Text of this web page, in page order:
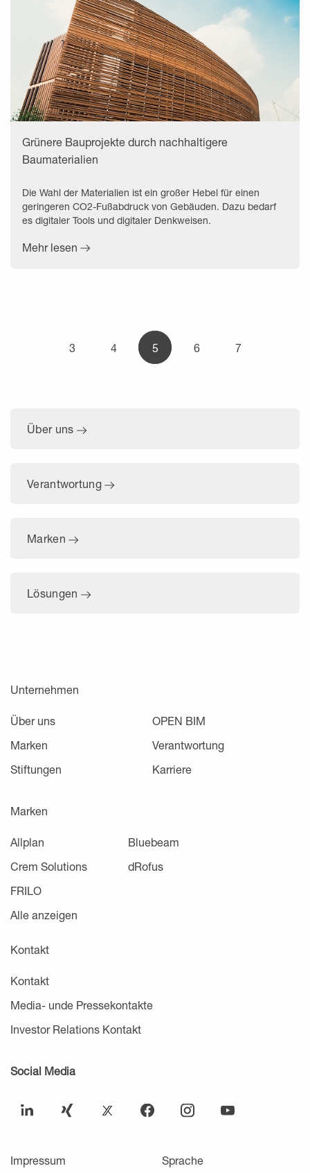
Grünere Bauprojekte durch nachhaltigere
Baumaterialien
Die Wahl der Materialien ist ein großer Hebel für einen
geringeren CO2-Fußabdruck von Gebäuden. Dazu bedarf
es digitaler Tools und digitaler Denkweisen.
Mehr lesen
3 4 5 6 7
Über uns
Verantwortung
Marken
Lösungen
Unternehmen
Über uns
OPEN BIM
Marken
Verantwortung
Stiftungen
Karriere
Marken
Allplan
Bluebeam
Crem Solutions
dRofus
FRILO
Alle anzeigen
Kontakt
Kontakt
Media- unde Pressekontakte
Investor Relations Kontakt
Social Media
Sprache
Impressum